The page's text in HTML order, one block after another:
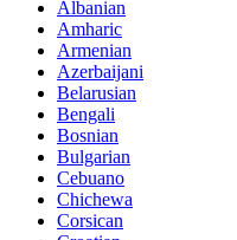
Albanian
Amharic
Armenian
Azerbaijani
Belarusian
Bengali
Bosnian
Bulgarian
Cebuano
Chichewa
Corsican